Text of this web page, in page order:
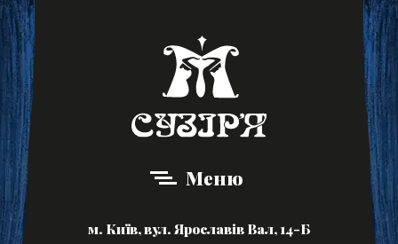
Меню
м. Київ, вул. Ярославів Вал, 14-Б